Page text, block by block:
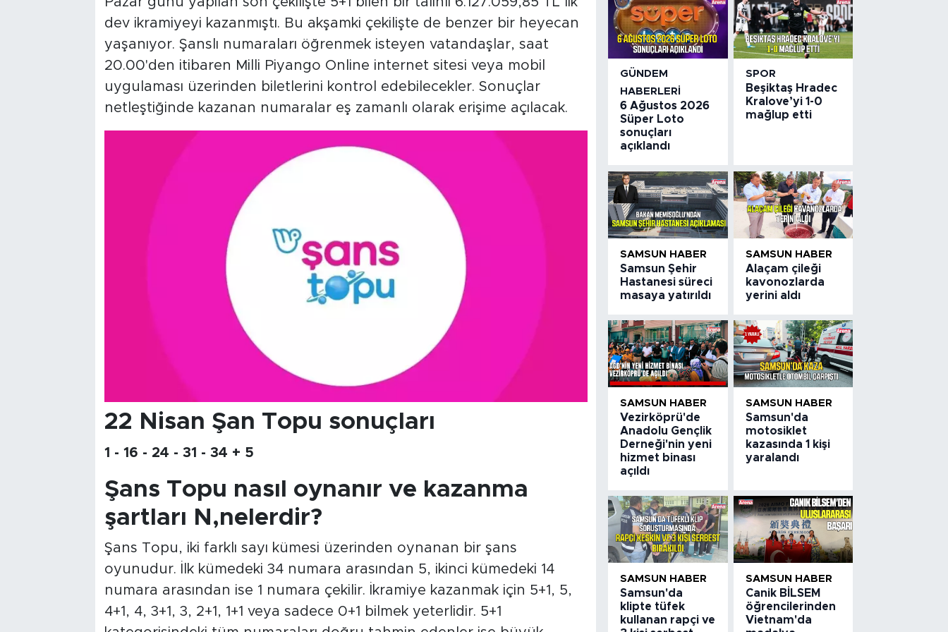
dev ikramiyeyi kazanmıştı. Bu akşamki çekilişte de benzer bir heyecan
yaşanıyor. Şanslı numaraları öğrenmek isteyen vatandaşlar, saat
20.00'den itibaren Milli Piyango Online internet sitesi veya mobil
uygulaması üzerinden biletlerini kontrol edebilecekler. Sonuçlar
netleştiğinde kazanan numaralar eş zamanlı olarak erişime açılacak.
22 Nisan Şan Topu sonuçları
1 - 16 - 24 - 31 - 34 + 5
Şans Topu nasıl oynanır ve kazanma
şartları N,nelerdir?
Şans Topu, iki farklı sayı kümesi üzerinden oynanan bir şans
oyunudur. İlk kümedeki 34 numara arasından 5, ikinci kümedeki 14
numara arasından ise 1 numara çekilir. İkramiye kazanmak için 5+1, 5,
4+1, 4, 3+1, 3, 2+1, 1+1 veya sadece 0+1 bilmek yeterlidir. 5+1
GÜNDEM
HABERLERI
6 Ağustos 2026
Süper Loto
sonuçları
açıklandı
SPOR
Beşiktaş Hradec
Kralove’yi 1-0
mağlup etti
SAMSUN HABER
Samsun Şehir
Hastanesi süreci
masaya yatırıldı
SAMSUN HABER
Alaçam çileği
kavonozlarda
yerini aldı
SAMSUN HABER
Vezirköprü'de
Anadolu Gençlik
Derneği'nin yeni
hizmet binası
açıldı
SAMSUN HABER
Samsun'da
motosiklet
kazasında 1 kişi
yaralandı
SAMSUN HABER
Samsun'da
klipte tüfek
kullanan rapçi ve
SAMSUN HABER
Canik BİLSEM
öğrencilerinden
Vietnam'da